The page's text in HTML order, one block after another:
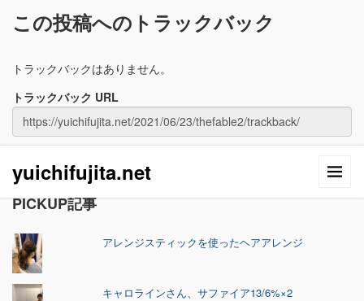
この投稿へのトラックバック
トラックバックはありません。
トラックバック URL
yuichifujita.net
PICKUP記事
アレンジスティックを使ったヘアアレンジ
キャロラインさん、サファイア13/6%×2